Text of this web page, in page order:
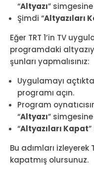
“Altyazı” simgesine
Şimdi “Altyazıları
Eğer TRT 1’in TV
programdaki
şunları yapmalısınız:
Uygulamayı
programı açın.
Program
“Altyazı”
“Altyazıları Kapat
Bu adımları izleyerek
kapatmış olursunuz.